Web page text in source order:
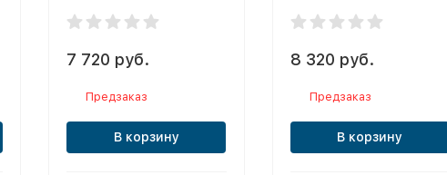
7 720 руб.
Предзаказ
В корзину
8 320 руб.
Предзаказ
В корзину